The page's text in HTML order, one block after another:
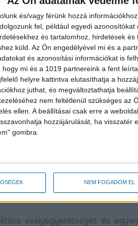
és/vagy férünk hozzá
fel, például egyedi
és tartalomhoz, hirdetések
küld. Az Ön engedélyével mi és a
és azonosítási információkat is
hogy mi és a 1019 partnereink a fent
helyre kattintva elutasíthatja a
juthat, és megváltoztathatja
nem feltétlenül szükséges az
ellen. A beállításai csak erre a
hozzájárulását, ha visszatér
gombra.
NEM FOGADOM EL
megvalósítását.
célul tűzte ki a cross-
éves korosztály áll. Ebben az
és a mozgásban gazdag
egészítik ki a cross-
gyermekek mozgásfejlődését,
rendelkező szakemberek
fejleszti a legsokoldalúbban
kialakulását, a későbbi
esélyegyenlőséget és
Új gépjárműtároló
folytatódik a KKV Park-
program Debrecenben